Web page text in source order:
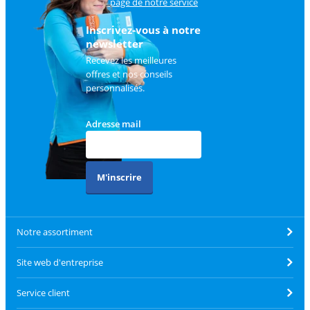
client.
Inscrivez-vous à notre
newsletter
Recevez les meilleures
offres et nos conseils
personnalisés.
Adresse mail
M'inscrire
Notre assortiment
Site web d'entreprise
Service client